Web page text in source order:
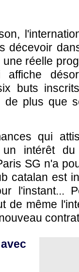
décevoir
réelle
buts
de plus que
qui
un intérêt
SG n'a
catalan est
l'instant...
de même